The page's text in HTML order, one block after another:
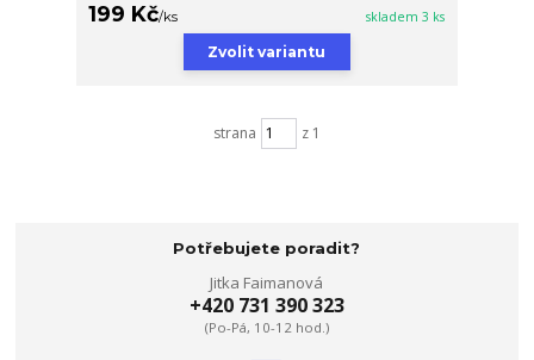
199 Kč/ks skladem 3 ks
Zvolit variantu
strana z 1
Potřebujete poradit?
Jitka Faimanová
+420 731 390 323
(Po-Pá, 10-12 hod.)